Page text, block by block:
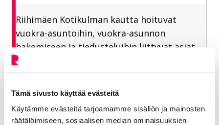
Tämä sivusto käyttää evästeitä
Käytämme evästeitä tarjoamamme sisällön ja mainosten
räätälöimiseen, sosiaalisen median ominaisuuksien
Riihimäen Kotikulman kautta hoituvat
vuokra-asuntoihin, vuokra-asunnon
hakemiseen ja tiedusteluihin liittyvät asiat.
Eskelinen Sanna
Asumispalvelusihteeri